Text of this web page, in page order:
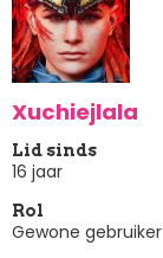
Xuchiejlala
Lid sinds
16 jaar
Rol
Gewone gebruiker